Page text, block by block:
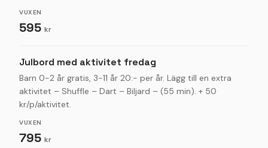
VUXEN
595 kr
Julbord med aktivitet fredag
Barn 0-2 år gratis, 3-11 år 20:- per år. Lägg till en extra
aktivitet – Shuffle – Dart – Biljard – (55 min). + 50
kr/p/aktivitet.
VUXEN
795 kr